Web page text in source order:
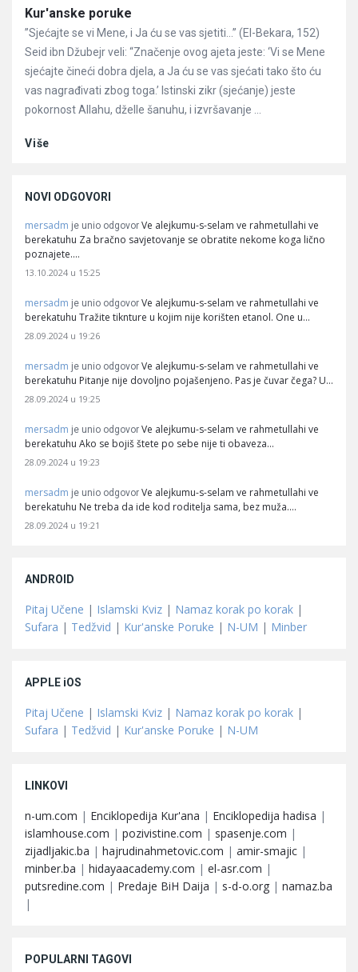
Članci
Kur'anske poruke
”Sjećajte se vi Mene, i Ja ću se vas sjetiti…” (El-Bekara, 152)
Seid ibn Džubejr veli: “Značenje ovog ajeta jeste: ‘Vi se Mene
sjećajte čineći dobra djela, a Ja ću se vas sjećati tako što ću
vas nagrađivati zbog toga.’ Istinski zikr (sjećanje) jeste
pokornost Allahu, dželle šanuhu, i izvršavanje ...
Više
NOVI ODGOVORI
mersadm je unio odgovor Ve alejkumu-s-selam ve rahmetullahi ve
berekatuhu Za bračno savjetovanje se obratite nekome koga lično
poznajete.…
13.10.2024 u 15:25
mersadm je unio odgovor Ve alejkumu-s-selam ve rahmetullahi ve
berekatuhu Tražite tiknture u kojim nije korišten etanol. One u…
28.09.2024 u 19:26
mersadm je unio odgovor Ve alejkumu-s-selam ve rahmetullahi ve
berekatuhu Pitanje nije dovoljno pojašenjeno. Pas je čuvar čega? U…
28.09.2024 u 19:25
mersadm je unio odgovor Ve alejkumu-s-selam ve rahmetullahi ve
berekatuhu Ako se bojiš štete po sebe nije ti obaveza…
28.09.2024 u 19:23
mersadm je unio odgovor Ve alejkumu-s-selam ve rahmetullahi ve
berekatuhu Ne treba da ide kod roditelja sama, bez muža.…
28.09.2024 u 19:21
ANDROID
Pitaj Učene | Islamski Kviz | Namaz korak po korak |
Sufara | Tedžvid | Kur'anske Poruke | N-UM | Minber
APPLE iOS
Pitaj Učene | Islamski Kviz | Namaz korak po korak |
Sufara | Tedžvid | Kur'anske Poruke | N-UM
LINKOVI
n-um.com | Enciklopedija Kur'ana | Enciklopedija hadisa |
islamhouse.com | pozivistine.com | spasenje.com |
zijadljakic.ba | hajrudinahmetovic.com | amir-smajic |
minber.ba | hidayaacademy.com | el-asr.com |
putsredine.com | Predaje BiH Daija | s-d-o.org | namaz.ba
|
POPULARNI TAGOVI